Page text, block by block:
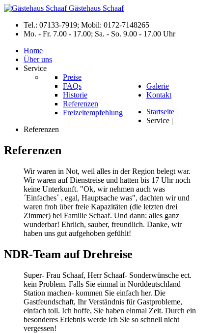
Gästehaus Schaaf
Tel.: 07133-7919; Mobil: 0172-7148265
Mo. - Fr. 7.00 - 17.00; Sa. - So. 9.00 - 17.00 Uhr
Home
Über uns
Service
Preise
FAQs
Historie
Referenzen
Freizeitempfehlung
Galerie
Kontakt
Startseite |
Service |
Referenzen
Referenzen
Wir waren in Not, weil alles in der Region belegt war.
Wir waren auf Dienstreise und hatten bis 17 Uhr noch
keine Unterkunft. "Ok, wir nehmen auch was
´Einfaches´ , egal, Hauptsache was", dachten wir und
waren froh über freie Kapazitäten (die letzten drei
Zimmer) bei Familie Schaaf. Und dann: alles ganz
wunderbar! Ehrlich, sauber, freundlich. Danke, wir
haben uns gut aufgehoben gefühlt!
NDR-Team auf Drehreise
Super- Frau Schaaf, Herr Schaaf- Sonderwünsche ect.
kein Problem. Falls Sie einmal in Norddeutschland
Station machen- kommen Sie einfach her. Die
Gastfeundschaft, Ihr Verständnis für Gastprobleme,
einfach toll. Ich hoffe, Sie haben einmal Zeit. Durch ein
besonderes Erlebnis werde ich Sie so schnell nicht
vergessen!